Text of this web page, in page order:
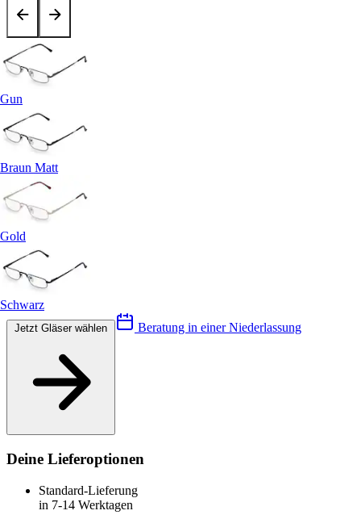
Gun
Braun Matt
Gold
Schwarz
Beratung in einer Niederlassung
Deine Lieferoptionen
Standard-Lieferung
in 7-14 Werktagen